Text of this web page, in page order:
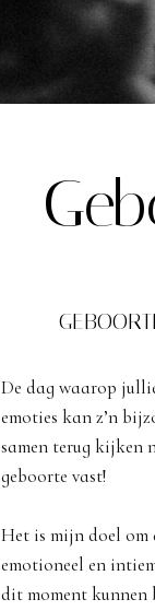
De dag waarop
emoties kan z’n
samen terug kijken
geboorte vast!
Het is mijn doel om
emotioneel en
dit moment kunnen